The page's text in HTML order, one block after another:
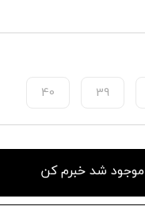
39
40
موجود شد خبرم کن